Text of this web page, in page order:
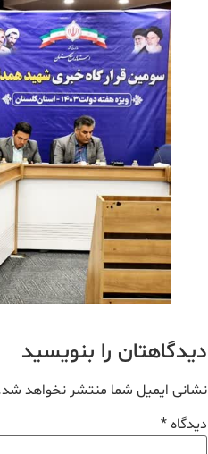
دیدگاهتان را بنویسید
نشانی ایمیل شما منتشر نخواهد
دیدگاه*